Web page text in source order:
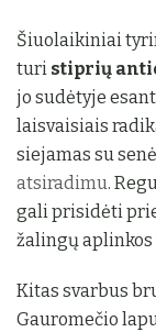
Šiuolaikiniai
turi stiprių
jo sudėtyje
laisvaisiais
siejamas su
atsiradimu.
gali prisidėti
žalingų aplinkos
Kitas svarbus
Gauromečio